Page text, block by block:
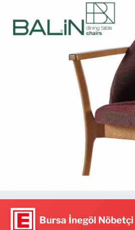
Bursa İnegöl